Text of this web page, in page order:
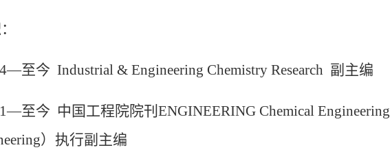
至今 Industrial & Engineering Chemistry Research 副主编
至今 中国工程院院刊 ENGINEERING Chemical Engineering
）执行副主编